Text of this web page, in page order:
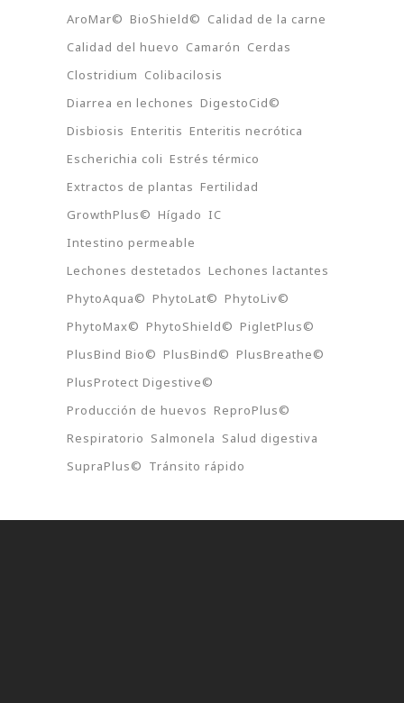
AroMar© BioShield© Calidad de la carne
Calidad del huevo Camarón Cerdas
Clostridium Colibacilosis
Diarrea en lechones DigestoCid©
Disbiosis Enteritis Enteritis necrótica
Escherichia coli Estrés térmico
Extractos de plantas Fertilidad
GrowthPlus© Hígado IC
Intestino permeable
Lechones destetados Lechones lactantes
PhytoAqua© PhytoLat© PhytoLiv©
PhytoMax© PhytoShield© PigletPlus©
PlusBind Bio© PlusBind© PlusBreathe©
PlusProtect Digestive©
Producción de huevos ReproPlus©
Respiratorio Salmonela Salud digestiva
SupraPlus© Tránsito rápido